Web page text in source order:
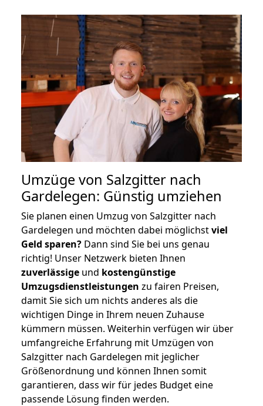
Umzüge von Salzgitter nach
Gardelegen: Günstig umziehen
Sie planen einen Umzug von Salzgitter nach
Gardelegen und möchten dabei möglichstviel
Geld sparen? Dann sind Sie bei uns genau
richtig! Unser Netzwerk bieten Ihnen
zuverlässige und kostengünstige
Umzugsdienstleistungen zu fairen Preisen,
damit Sie sich um nichts anderes als die
wichtigen Dinge in Ihrem neuen Zuhause
kümmern müssen. Weiterhin verfügen wir über
umfangreiche Erfahrung mit Umzügen von
Salzgitter nach Gardelegen mit jeglicher
Größenordnung und können Ihnen somit
garantieren, dass wir für jedes Budget eine
passende Lösung finden werden.